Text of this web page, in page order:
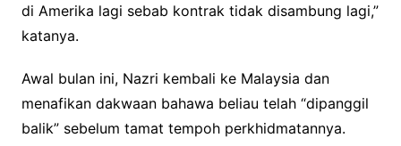
di Amerika lagi sebab kontrak tidak disambung lagi,”
katanya.
Awal bulan ini, Nazri kembali ke Malaysia dan
menafikan dakwaan bahawa beliau telah “dipanggil
balik” sebelum tamat tempoh perkhidmatannya.